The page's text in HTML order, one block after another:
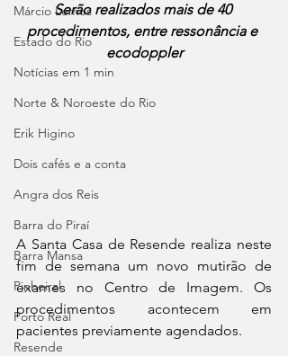
Márcio Lemos
Estado do Rio
Notícias em 1 min
Norte & Noroeste do Rio
Erik Higino
Dois cafés e a conta
Angra dos Reis
Barra do Piraí
Barra Mansa
Pinheiral
Porto Real
Resende
Serão realizados mais de 40
procedimentos, entre ressonância e
ecodoppler
A Santa Casa de Resende realiza neste
fim de semana um novo mutirão de
exames no Centro de Imagem. Os
procedimentos acontecem em
pacientes previamente agendados.